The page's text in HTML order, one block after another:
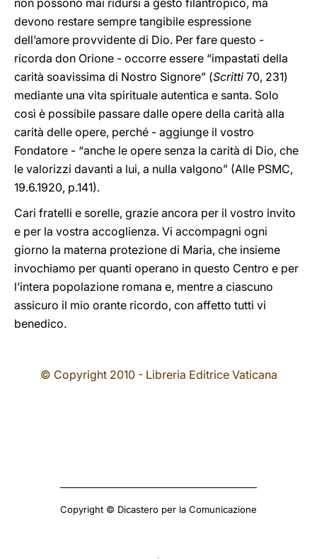
non possono mai ridursi a gesto filantropico, ma
devono restare sempre tangibile espressione
dell’amore provvidente di Dio. Per fare questo -
ricorda don Orione - occorre essere “impastati della
carità soavissima di Nostro Signore” (Scritti 70, 231)
mediante una vita spirituale autentica e santa. Solo
così è possibile passare dalle opere della carità alla
carità delle opere, perché - aggiunge il vostro
Fondatore - “anche le opere senza la carità di Dio, che
le valorizzi davanti a lui, a nulla valgono” (Alle PSMC,
19.6.1920, p.141).
Cari fratelli e sorelle, grazie ancora per il vostro invito
e per la vostra accoglienza. Vi accompagni ogni
giorno la materna protezione di Maria, che insieme
invochiamo per quanti operano in questo Centro e per
l’intera popolazione romana e, mentre a ciascuno
assicuro il mio orante ricordo, con affetto tutti vi
benedico.
© Copyright 2010 - Libreria Editrice Vaticana
Copyright © Dicastero per la Comunicazione